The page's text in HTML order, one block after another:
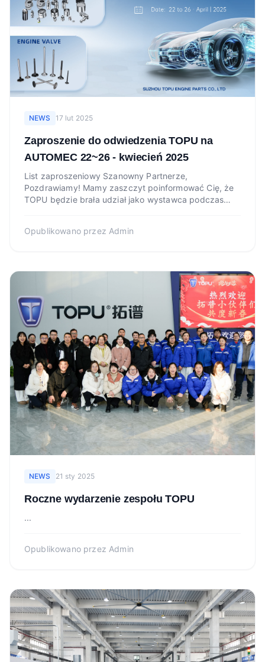
NEWS 17 lut 2025
Zaproszenie do odwiedzenia TOPU na
AUTOMEC 22~26 - kwiecień 2025
List zaproszeniowy Szanowny Partnerze,
Pozdrawiamy! Mamy zaszczyt poinformować Cię, że
TOPU będzie brała udział jako wystawca podczas
Opublikowano przez Admin
NEWS 21 sty 2025
Roczne wydarzenie zespołu TOPU
...
Opublikowano przez Admin